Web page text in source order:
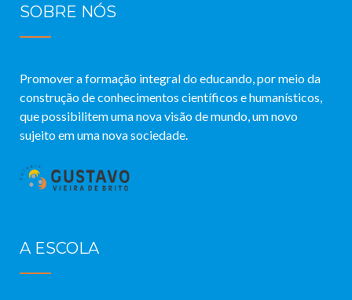
SOBRE NÓS
Promover a formação integral do educando, por meio da
construção de conhecimentos científicos e humanísticos,
que possibilitem uma nova visão de mundo, um novo
sujeito em uma nova sociedade.
A ESCOLA